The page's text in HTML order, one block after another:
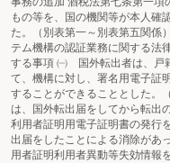
もの等を、国の機関等が本人確
た。（別表第一～別表第五関
テム機構の認証業務に関する
する事項 ㈠ 国外転出者は、戸
て、機構に対し、署名用電子証
することができることとした
は、国外転出届をしてから転出
利用者証明用電子証明書の発行
出届をしたことによる消除があ
用者証明利用者異動等失効情報